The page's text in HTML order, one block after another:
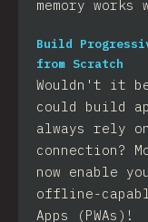
memory
Build
from Scratch
Wouldn't it
could build
always rely
connection?
now enable
offline-
Apps (PWAs)!